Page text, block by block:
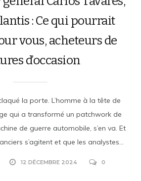
: Ce qui pourrait
vous, acheteurs de
d’occasion
la porte. L’homme à la tête de
qui a transformé un patchwork de
de guerre automobile, s’en va. Et
s’agitent et que les analystes...
12 DÉCEMBRE 2024 0